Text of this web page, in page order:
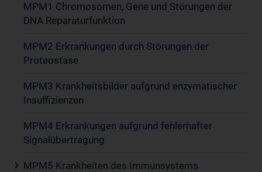
MPM1 Chromosomen, Gene und Störungen der
DNA Reparaturfunktion
MPM2 Erkrankungen durch Störungen der
Proteostase
MPM3 Krankheitsbilder aufgrund enzymatischer
Insuffizienzen
MPM4 Erkrankungen aufgrund fehlerhafter
Signalübertragung
MPM5 Krankheiten des Immunsystems